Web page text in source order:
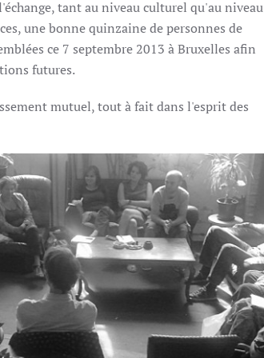
tant au niveau culturel qu'au niveau
une bonne quinzaine de personnes de
ce 7 septembre 2013 à Bruxelles afin
futures.
mutuel, tout à fait dans l'esprit des